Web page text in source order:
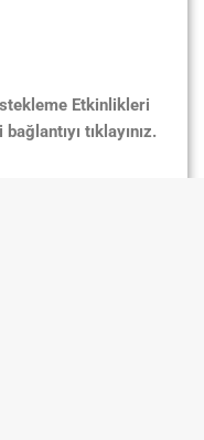
Etkinlikleri
tıklayınız.